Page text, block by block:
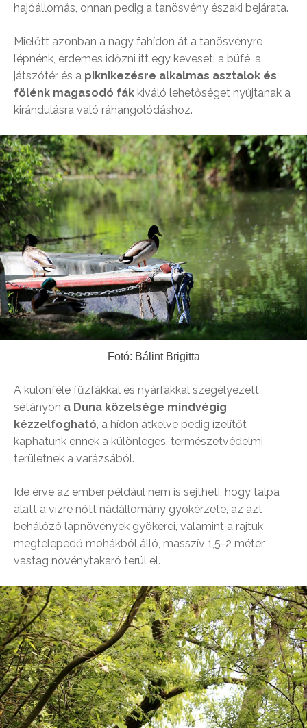
hajóállomás, onnan pedig a tanösvény északi bejárata.
Mielőtt azonban a nagy fahídon át a tanösvényre
lépnénk, érdemes időzni itt egy keveset: a büfé, a
játszótér és a piknikezésre alkalmas asztalok és
fölénk magasodó fák kiváló lehetőséget nyújtanak a
kirándulásra való ráhangolódáshoz.
Fotó: Bálint Brigitta
A különféle fűzfákkal és nyárfákkal szegélyezett
sétányon a Duna közelsége mindvégig
kézzelfogható , a hídon átkelve pedig ízelítőt
kaphatunk ennek a különleges, természetvédelmi
területnek a varázsából.
Ide érve az ember például nem is sejtheti, hogy talpa
alatt a vízre nőtt nádállomány gyökérzete, az azt
behálózó lápnövények gyökerei, valamint a rajtuk
megtelepedő mohákból álló, masszív 1,5-2 méter
vastag növénytakaró terül el.